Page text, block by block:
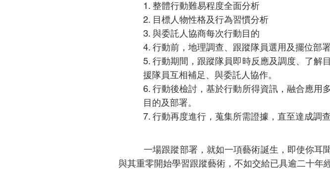
1. 整體行動難易程度全面分析
2. 目標人物性格及行為習慣分析
3. 與委託人協商每次行動目的
4. 行動前，地理調查、跟蹤隊員選用及擺位部署
5. 行動期間，跟蹤隊員即時反應及調度、了解
援隊員互相補足、與委託人協作。
6. 行動後檢討，基於行動所得資訊，融合應用
目的及部署。
7. 行動再度進行，蒐集所需證據，直至達成調查
一場跟蹤部署，就如一項藝術誕生，即使你耳聞
與其重零開始學習跟蹤藝術，不如交給已具逾二十年